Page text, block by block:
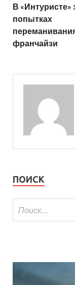
В «Интуристе»
попытках
франчайзи
ПОИСК